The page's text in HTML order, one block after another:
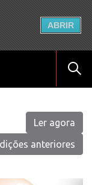
Ler agora
anteriores
ABRIR